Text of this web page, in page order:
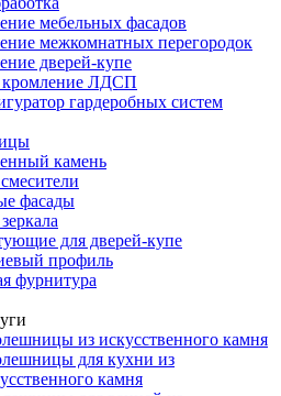
мебельных фасадов
межкомнатных перегородок
дверей-купе
кромление ЛДСП
гардеробных систем
камень
фасады
для дверей-купе
профиль
фурнитура
из искусственного камня
для кухни из
камня